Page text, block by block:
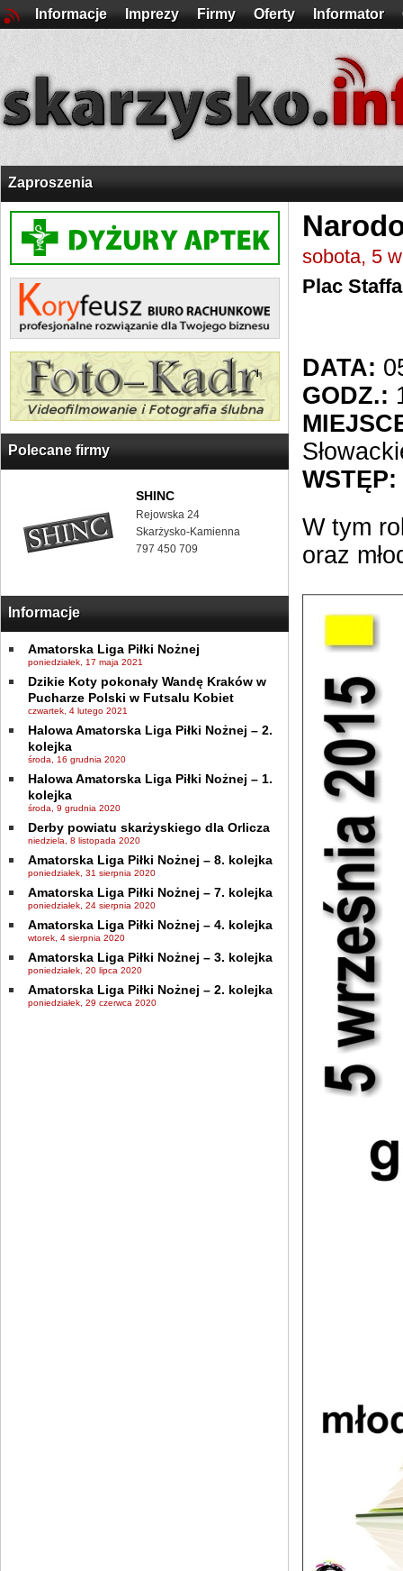
Informacje Imprezy Firmy Oferty Informator
Zaproszenia
Polecane firmy
SHINC
Rejowska 24
Skarżysko-Kamienna
797 450 709
Informacje
Amatorska Liga Piłki Nożnej
poniedziałek, 17 maja 2021
Dzikie Koty pokonały Wandę Kraków w
Pucharze Polski w Futsalu Kobiet
czwartek, 4 lutego 2021
Halowa Amatorska Liga Piłki Nożnej – 2.
kolejka
środa, 16 grudnia 2020
Halowa Amatorska Liga Piłki Nożnej – 1.
kolejka
środa, 9 grudnia 2020
Derby powiatu skarżyskiego dla Orlicza
niedziela, 8 listopada 2020
Amatorska Liga Piłki Nożnej – 8. kolejka
poniedziałek, 31 sierpnia 2020
Amatorska Liga Piłki Nożnej – 7. kolejka
poniedziałek, 24 sierpnia 2020
Amatorska Liga Piłki Nożnej – 4. kolejka
wtorek, 4 sierpnia 2020
Amatorska Liga Piłki Nożnej – 3. kolejka
poniedziałek, 20 lipca 2020
Amatorska Liga Piłki Nożnej – 2. kolejka
poniedziałek, 29 czerwca 2020
sobota, 5
Plac Staffa
DATA:
GODZ.:
WSTĘP:
W tym
oraz